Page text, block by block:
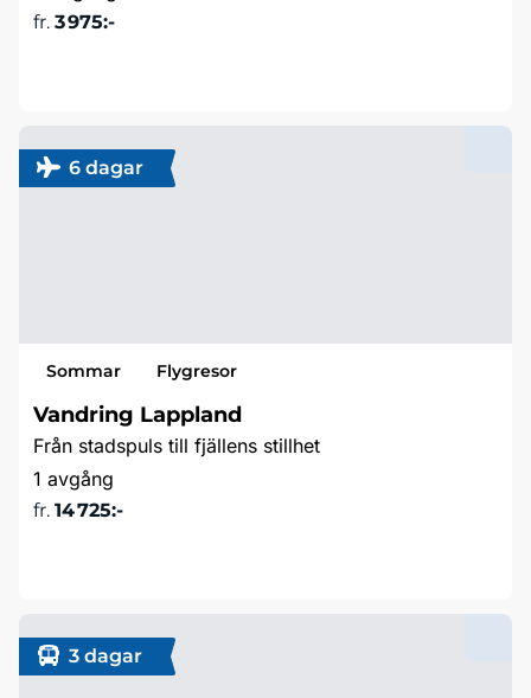
fr. 3 975:-
6 dagar
Sommar Flygresor
Vandring Lappland
Från stadspuls till fjällens stillhet
1 avgång
fr. 14 725:-
3 dagar